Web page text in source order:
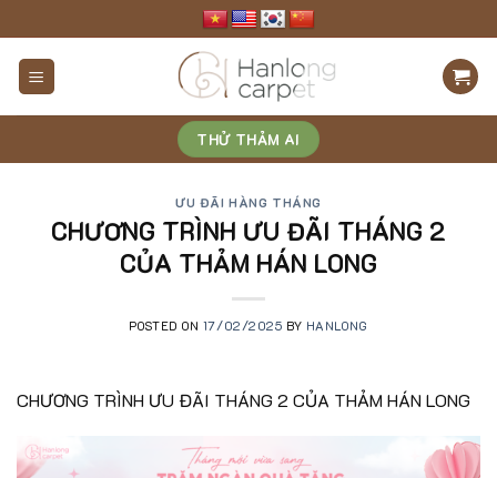
to
content
THỬ THẢM AI
ƯU ĐÃI HÀNG THÁNG
CHƯƠNG TRÌNH ƯU ĐÃI THÁNG 2
CỦA THẢM HÁN LONG
POSTED ON 17/02/2025 BY HANLONG
CHƯƠNG TRÌNH ƯU ĐÃI THÁNG 2 CỦA THẢM HÁN LONG